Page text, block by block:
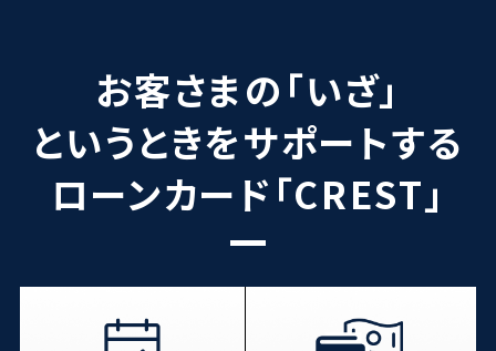
お客さまの「いざ」
というときをサポートする
ローンカード「CREST」